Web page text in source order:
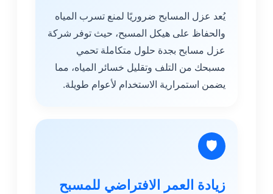
يُعد عزل المسابح ضروريًا لمنع تسرب المياه
والحفاظ على هيكل المسبح، حيث توفر شركة
عزل مسابح بجدة حلول متكاملة تحمي
مسبحك من التلف وتقليل خسائر المياه، مما
يضمن استمرارية الاستخدام لأعوام طويلة.
🛡
زيادة العمر الافتراضي للمسبح